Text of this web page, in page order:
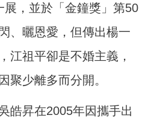
展，並於「金鐘獎」第50
、曬恩愛，但傳出楊一
江祖平卻是不婚主義，
聚少離多而分開。
皓昇在2005年因攜手出